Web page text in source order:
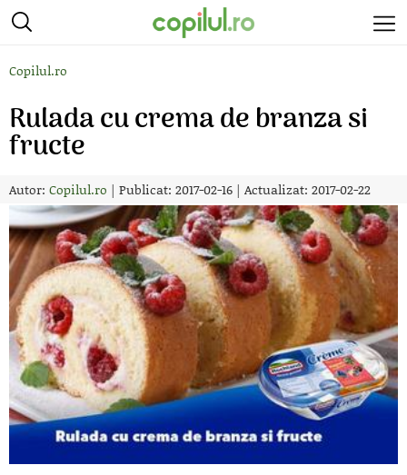
Copilul.ro
Rulada cu crema de branza si
fructe
Autor: Copilul.ro | Publicat: 2017-02-16 | Actualizat: 2017-02-22